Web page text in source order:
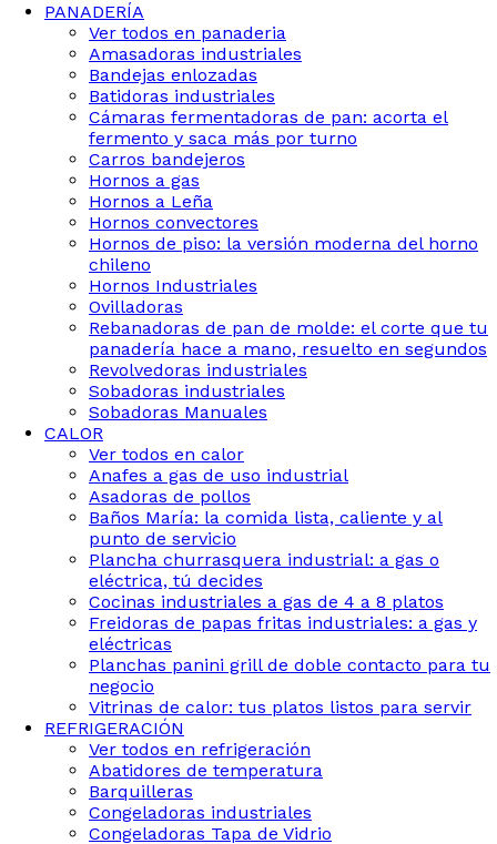
PANADERÍA
Ver todos en panaderia
Amasadoras industriales
Bandejas enlozadas
Batidoras industriales
Cámaras fermentadoras de pan: acorta el
fermento y saca más por turno
Carros bandejeros
Hornos a gas
Hornos a Leña
Hornos convectores
Hornos de piso: la versión moderna del horno
chileno
Hornos Industriales
Ovilladoras
Rebanadoras de pan de molde: el corte que tu
panadería hace a mano, resuelto en segundos
Revolvedoras industriales
Sobadoras industriales
Sobadoras Manuales
CALOR
Ver todos en calor
Anafes a gas de uso industrial
Asadoras de pollos
Baños María: la comida lista, caliente y al
punto de servicio
Plancha churrasquera industrial: a gas o
eléctrica, tú decides
Cocinas industriales a gas de 4 a 8 platos
Freidoras de papas fritas industriales: a gas y
eléctricas
Planchas panini grill de doble contacto para tu
negocio
Vitrinas de calor: tus platos listos para servir
REFRIGERACIÓN
Ver todos en refrigeración
Abatidores de temperatura
Barquilleras
Congeladoras industriales
Congeladoras Tapa de Vidrio